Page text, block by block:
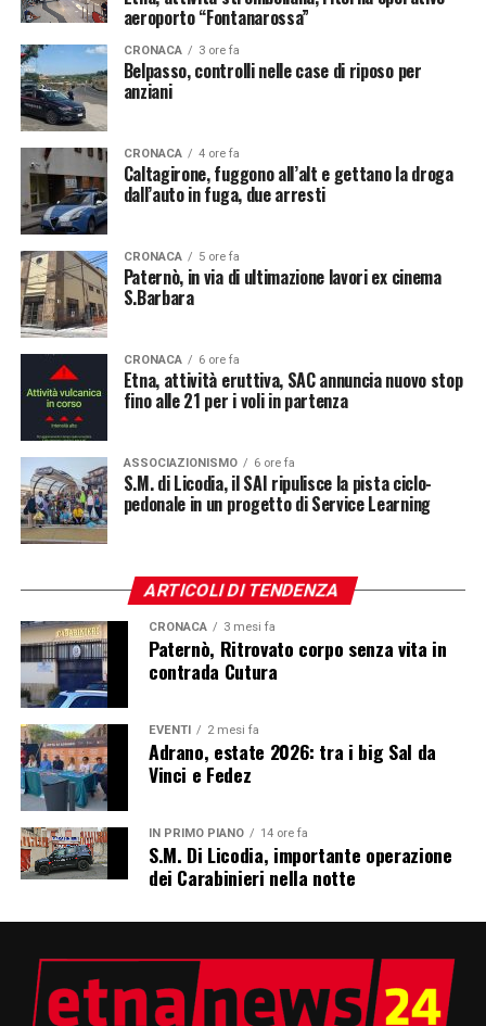
aeroporto “Fontanarossa”
CRONACA 3 ore fa
Belpasso, controlli nelle case di riposo per
anziani
CRONACA 4 ore fa
Caltagirone, fuggono all’alt e gettano la droga
dall’auto in fuga, due arresti
CRONACA 5 ore fa
Paternò, in via di ultimazione lavori ex cinema
S.Barbara
CRONACA 6 ore fa
Etna, attività eruttiva, SAC annuncia nuovo stop
fino alle 21 per i voli in partenza
ASSOCIAZIONISMO 6 ore fa
S.M. di Licodia, il SAI ripulisce la pista ciclo-
pedonale in un progetto di Service Learning
ARTICOLI DI TENDENZA
CRONACA 3 mesi fa
Paternò, Ritrovato corpo senza vita in
contrada Cutura
EVENTI 2 mesi fa
Adrano, estate 2026: tra i big Sal da
Vinci e Fedez
IN PRIMO PIANO 14 ore fa
S.M. Di Licodia, importante operazione
dei Carabinieri nella notte